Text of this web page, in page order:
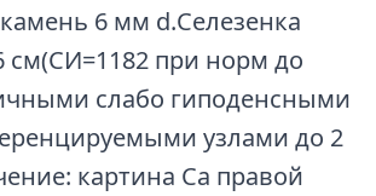
6 мм d.Селезенка
см(СИ=1182 при норм до
слабо гиподенсными
узлами до 2
картина Са правой